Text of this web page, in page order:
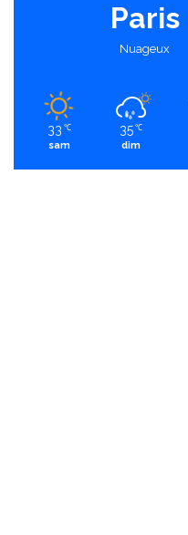
Paris
Nuageux
33 ℃
sam
35 ℃
dim